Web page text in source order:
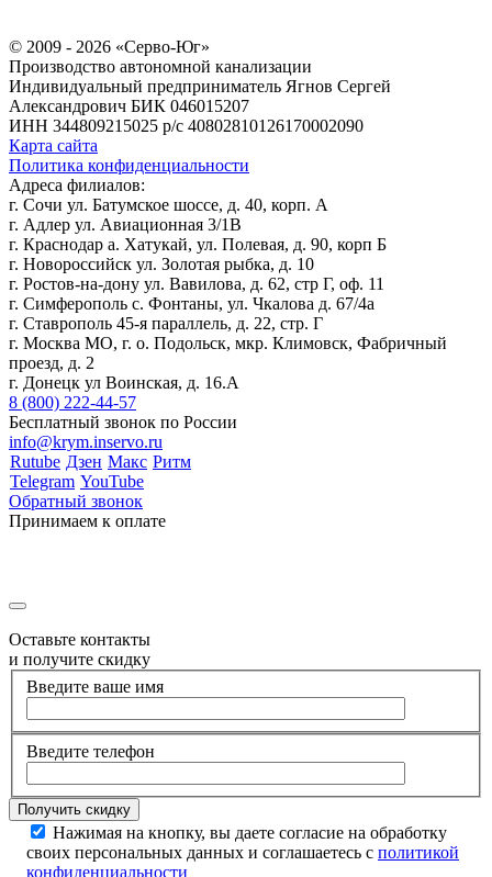
© 2009 - 2026 «Серво-Юг»
Производство автономной канализации
Индивидуальный предприниматель Ягнов Сергей
Александрович БИК 046015207
ИНН 344809215025 р/с 40802810126170002090
Карта сайта
Политика конфиденциальности
Адреса филиалов:
г. Сочи ул. Батумское шоссе, д. 40, корп. А
г. Адлер ул. Авиационная 3/1В
г. Краснодар а. Хатукай, ул. Полевая, д. 90, корп Б
г. Новороссийск ул. Золотая рыбка, д. 10
г. Ростов-на-дону ул. Вавилова, д. 62, стр Г, оф. 11
г. Симферополь с. Фонтаны, ул. Чкалова д. 67/4а
г. Ставрополь 45-я параллель, д. 22, стр. Г
г. Москва МО, г. о. Подольск, мкр. Климовск, Фабричный
проезд, д. 2
г. Донецк ул Воинская, д. 16.А
8 (800) 222-44-57
Бесплатный звонок по России
info@krym.inservo.ru
Rutube Дзен Макс Ритм
Telegram YouTube
Обратный звонок
Принимаем к оплате
Оставьте контакты
и получите скидку
Введите ваше имя
Введите телефон
Нажимая на кнопку, вы даете согласие на обработку
своих персональных данных и соглашаетесь с политикой
конфиденциальности